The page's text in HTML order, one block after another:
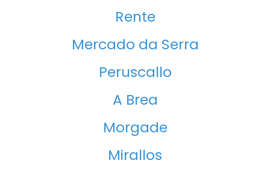
Rente
Mercado da Serra
Peruscallo
A Brea
Morgade
Mirallos